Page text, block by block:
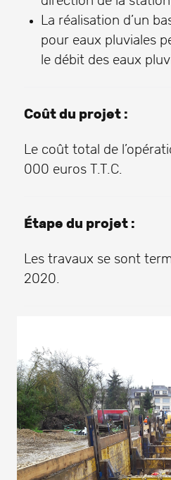
La réalisation d’un
pour eaux pluviales
le débit des eaux
Coût du projet :
Le coût total de
000 euros T.T.C.
Étape du projet :
Les travaux se sont
2020.